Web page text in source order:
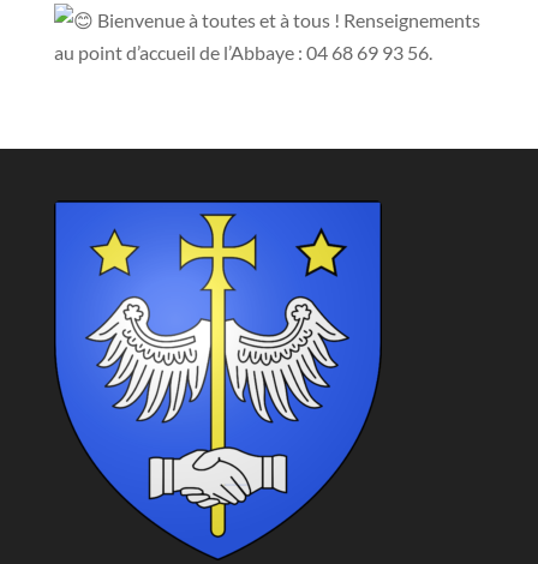
Bienvenue à toutes et à tous ! Renseignements
au point d’accueil de l’Abbaye : 04 68 69 93 56.